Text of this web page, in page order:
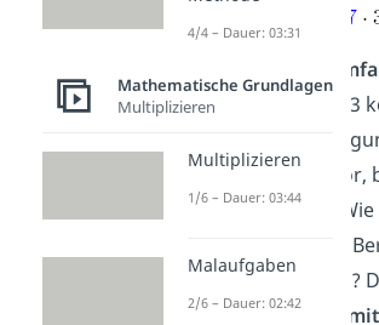
3. doppelte
auswählen:
Die 3
Dreierpotenz vor,
Zweierpotenz.
jetzt die 3 in die
kgV mitnehmen?
immer die Zahl
4/4 – Dauer: 03:31
Mathematische Grundlagen
Multiplizieren
Multiplizieren
1/6 – Dauer: 03:44
Malaufgaben
2/6 – Dauer: 02:42